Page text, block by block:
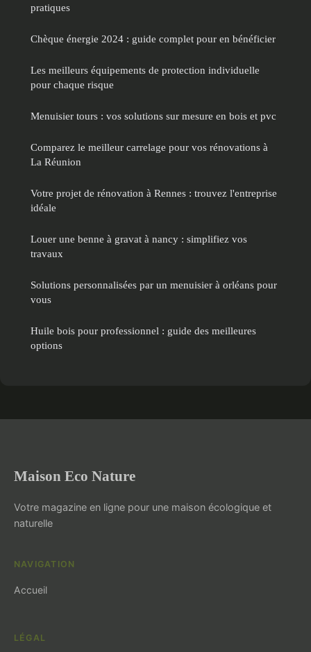
pratiques
Chèque énergie 2024 : guide complet pour en bénéficier
Les meilleurs équipements de protection individuelle
pour chaque risque
Menuisier tours : vos solutions sur mesure en bois et pvc
Comparez le meilleur carrelage pour vos rénovations à
La Réunion
Votre projet de rénovation à Rennes : trouvez l'entreprise
idéale
Louer une benne à gravat à nancy : simplifiez vos
travaux
Solutions personnalisées par un menuisier à orléans pour
vous
Huile bois pour professionnel : guide des meilleures
options
Maison Eco Nature
Votre magazine en ligne pour une maison écologique et
naturelle
NAVIGATION
Accueil
LÉGAL